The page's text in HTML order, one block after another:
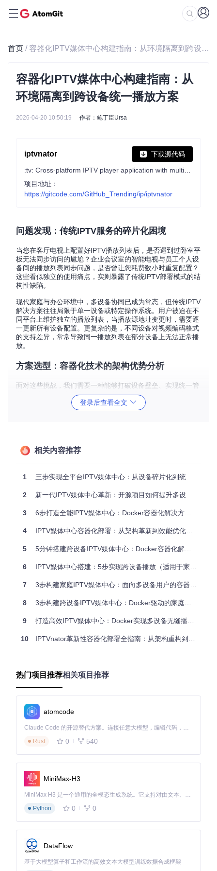
首页 / 容器化IPTV媒体中心构建指南：从环境隔离到跨设备统一播放方案
容器化IPTV媒体中心构建指南：从
环境隔离到跨设备统一播放方案
2026-04-20 10:50:19 作者：鲍丁臣Ursa
iptvnator 下载源代码
项目地址：
https://gitcode.com/GitHub_Trending/ip/iptvnator
问题发现：传统IPTV服务的碎片化困境
当您在客厅电视上配置好IPTV播放列表后，是否遇到过卧室平
板无法同步访问的尴尬？企业会议室的智能电视与员工个人设
备间的播放列表同步问题，是否曾让您耗费数小时重复配置？
这些看似独立的使用痛点，实则暴露了传统IPTV部署模式的结
构性缺陷。
现代家庭与办公环境中，多设备协同已成为常态，但传统IPTV
解决方案往往局限于单一设备或特定操作系统。用户被迫在不
同平台上维护独立的播放列表，当播放源地址变更时，需要逐
一更新所有设备配置。更复杂的是，不同设备对视频编码格式
的支持差异，常常导致同一播放列表在部分设备上无法正常播
放。
方案选型：容器化技术的架构优势分析
面对这些挑战，我们需要一种能够打破设备壁垒、实现统一管
理的技术方案。在对比了多种部署模式后，Docker容器化方案
逐渐凸显其独特优势：
数量增加时，维护成本呈线性增长。而Docker容器化方案通过
基础设施层：利用Docker Engine提供的隔离环境，确保
应用服务层 ：将前端界面与后端服务封装为独立容器，通
数据持久层：采用卷挂载技术实现配置数据的持久化存储
这种架构带来的直接收益是环境一致性——无论是在Window
完全一致的用户体验。
技术选型决策依据
在评估容器化方案时，我们重点关注了三个核心指标：资源占
器化的IPTV服务内存占用比传统安装方式降低约40%，这主要
得益于容器的按需资源分配机制。部署流程从原来的"下载-安
装-配置-测试"四步简化为单一的Docker Compose命令，大幅
降低了操作门槛。
在开始部署前，请确保您的系统已安装Docker Engine 20.10
+和Docker Compose 2.0+。通过以下命令获取项目代码：
git clone
项目结构中， docker目录包含了完整的容器化配置文件，通
过精心优化的镜像组合，实现了前后端服务的无缝协同。
项目采用微服务架构设计，通过
务编排：
ports:
environment:
登录后查看全文
相关内容推荐
1 三步实现全平台IPTV媒体中心：从设备碎片化到统一播放体验的完整解决方案
2 新一代IPTV媒体中心革新：开源项目如何提升多设备播放效率
3 6步打造全能IPTV媒体中心：Docker容器化解决方案全指南
4 IPTV媒体中心容器化部署：从架构革新到效能优化的全栈实践
5 5分钟搭建跨设备IPTV媒体中心：Docker容器化解决方案终结多设备播放难题
6 IPTV媒体中心搭建：5步实现跨设备播放（适用于家庭与小型办公场景）
7 3步构建家庭IPTV媒体中心：面向多设备用户的容器化解决方案
8 3步构建跨设备IPTV媒体中心：Docker驱动的家庭娱乐解决方案
9 打造高效IPTV媒体中心：Docker实现多设备无缝播放解决方案
10 IPTVnator革新性容器化部署全指南：从架构重构到生产实践
热门项目推荐相关项目推荐
atomcode
Claude Code 的开源替代方案。连接任意大模型，编辑代码，运行命令，自动验证 — 全自动执行。用 Rust 构建，极致性能。 ｜ An open-source alternative to Claude Code. Connect any LLM, edit code, run commands, and verify changes — autonomously. Built in Rust for speed. Get Started
Rust
0 540
MiniMax-H3
MiniMax H3 是一个通用的全模态生成系统。它支持对由文本、图像、视频和音频组成的多模态上下文进行统一理解，并能生成分辨率高达 2K、时长可达 15 秒的带原生立体声音频的视频。得益于面向任务泛化的系统设计，H3 在预训练阶段就已具备广泛的多模态上下文理解与生成能力，能够出色地执行复杂的多模态指令。
Python
0 0
DataFlow
基于大模型算子和工作流的高效文本大模型训练数据合成框架